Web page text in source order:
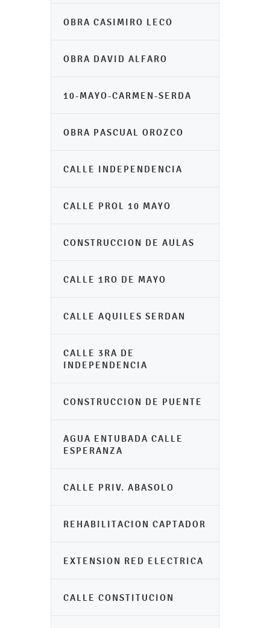
OBRA CASIMIRO LECO
OBRA DAVID ALFARO
10-MAYO-CARMEN-SERDA
OBRA PASCUAL OROZCO
CALLE INDEPENDENCIA
CALLE PROL 10 MAYO
CONSTRUCCION DE AULAS
CALLE 1RO DE MAYO
CALLE AQUILES SERDAN
CALLE 3RA DE
INDEPENDENCIA
CONSTRUCCION DE PUENTE
AGUA ENTUBADA CALLE
ESPERANZA
CALLE PRIV. ABASOLO
REHABILITACION CAPTADOR
EXTENSION RED ELECTRICA
CALLE CONSTITUCION